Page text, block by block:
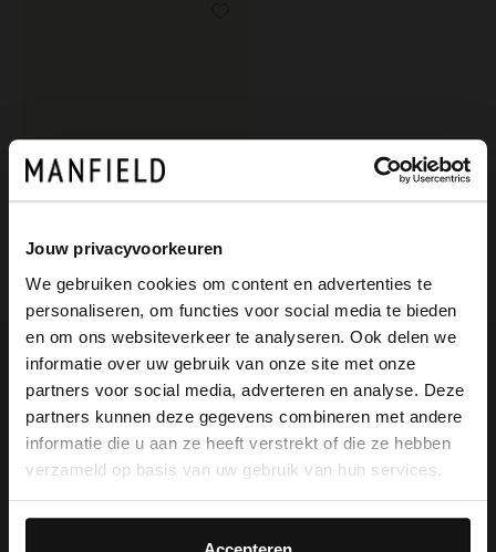
Jouw privacyvoorkeuren
We gebruiken cookies om content en advertenties te
personaliseren, om functies voor social media te bieden
en om ons websiteverkeer te analyseren. Ook delen we
informatie over uw gebruik van onze site met onze
partners voor social media, adverteren en analyse. Deze
partners kunnen deze gegevens combineren met andere
informatie die u aan ze heeft verstrekt of die ze hebben
verzameld op basis van uw gebruik van hun services.
179.99
×
View this website in English?
It looks like your language isn't Dutch. Would
you like to switch to English?
English